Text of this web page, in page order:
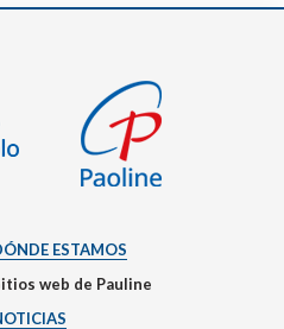
ESTAMOS
web de Pauline